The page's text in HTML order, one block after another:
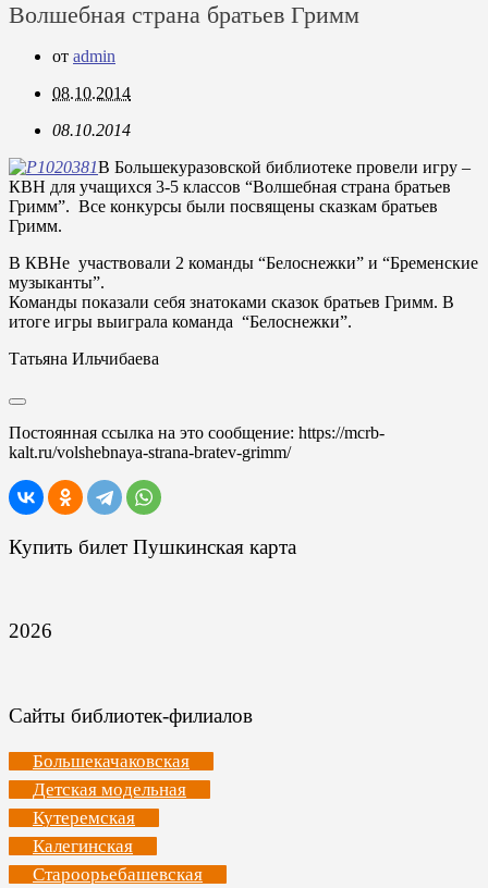
Волшебная страна братьев Гримм
от admin
08.10.2014
08.10.2014
В Большекуразовской библиотеке провели игру –
КВН для учащихся 3-5 классов “Волшебная страна братьев
Гримм”. Все конкурсы были посвящены сказкам братьев
Гримм.
В КВНе участвовали 2 команды “Белоснежки” и “Бременские
музыканты”.
Команды показали себя знатоками сказок братьев Гримм. В
итоге игры выиграла команда “Белоснежки”.
Татьяна Ильчибаева
Постоянная ссылка на это сообщение: https://mcrb-
kalt.ru/volshebnaya-strana-bratev-grimm/
Купить билет Пушкинская карта
2026
Сайты библиотек-филиалов
Большекачаковская
Детская модельная
Кутеремская
Калегинская
Староорьебашевская